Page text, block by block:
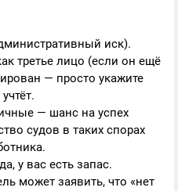
иск).
третье лицо (если он ещё
— просто укажите
— шанс на успех
судов в таких спорах
у вас есть запас.
может заявить, что «нет